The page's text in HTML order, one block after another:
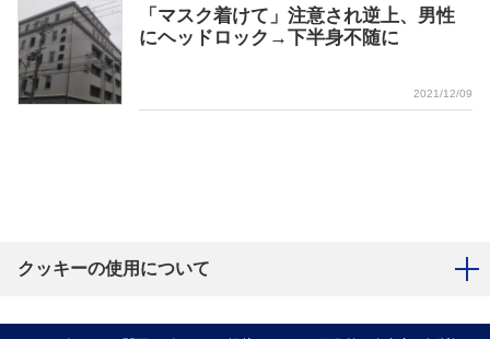
「マスク着けて」注意され逆上、男性
にヘッドロック→下半身不随に
2021/12/09
クッキーの使用について